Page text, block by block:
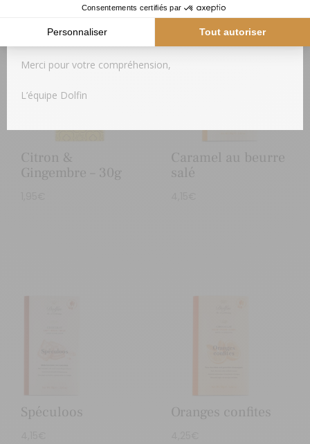
Produits similaires
Citron &
Gingembre – 30g
Caramel au beurre
salé
Spéculoos Oranges confites
Dès le retour des températures plus fraiches, votre colis
vous sera expédié.
Merci pour votre compréhension,
L’équipe Dolfin